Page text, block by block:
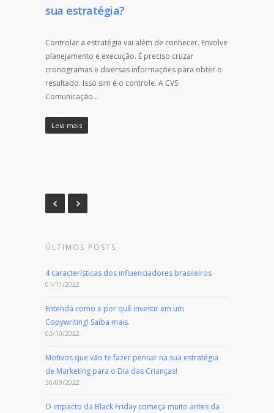
sua estratégia?
Controlar a estratégia vai além de conhecer. Envolve
planejamento e execução. É preciso cruzar
cronogramas e diversas informações para obter o
resultado. Isso sim é o controle. A CVS
Comunicação…
Leia mais
ÚLTIMOS POSTS
4 características dos influenciadores brasileiros
01/11/2022
Entenda como e por quê investir em um
Copywriting! Saiba mais.
03/10/2022
Motivos que vão te fazer pensar na sua estratégia
de Marketing para o Dia das Crianças!
30/09/2022
O impacto da Black Friday começa muito antes da